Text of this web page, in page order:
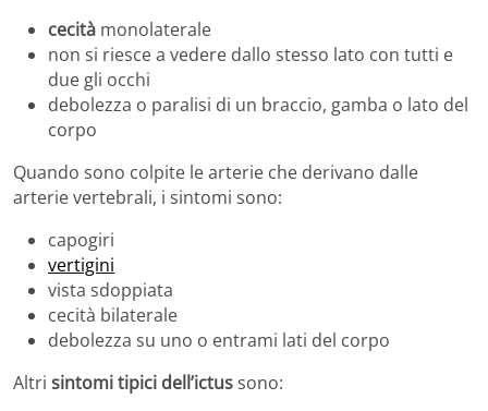
cecità monolaterale
non si riesce a vedere dallo stesso lato con tutti e
due gli occhi
debolezza o paralisi di un braccio, gamba o lato del
corpo
Quando sono colpite le arterie che derivano dalle
arterie vertebrali, i sintomi sono:
capogiri
vertigini
vista sdoppiata
cecità bilaterale
debolezza su uno o entrami lati del corpo
Altri sintomi tipici dell’ictussono: